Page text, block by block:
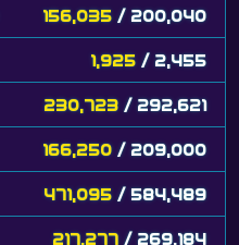
156,035 / 200,040
1,925 / 2,455
230,723 / 292,621
166,250 / 209,000
471,095 / 584,489
217,277 / 269,184